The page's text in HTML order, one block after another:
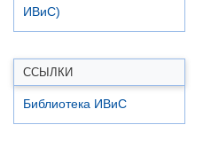
ИВиС)
ССЫЛКИ
Библиотека ИВиС